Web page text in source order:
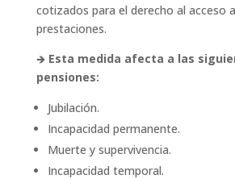
cotizados para el derecho al acceso
prestaciones.
🡺 Esta medida afecta a las
pensiones:
Jubilación.
Incapacidad permanente.
Muerte y supervivencia.
Incapacidad temporal.